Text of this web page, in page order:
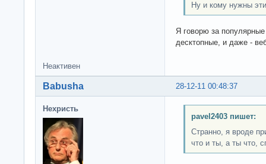
Ну и кому нужны
Я говорю за
десктопные, и даже -
Неактивен
28-12-11 00:48:37
Babusha
Нехристь
pavel2403 пишет:
Странно, я вроде
что и ты, а ты что,